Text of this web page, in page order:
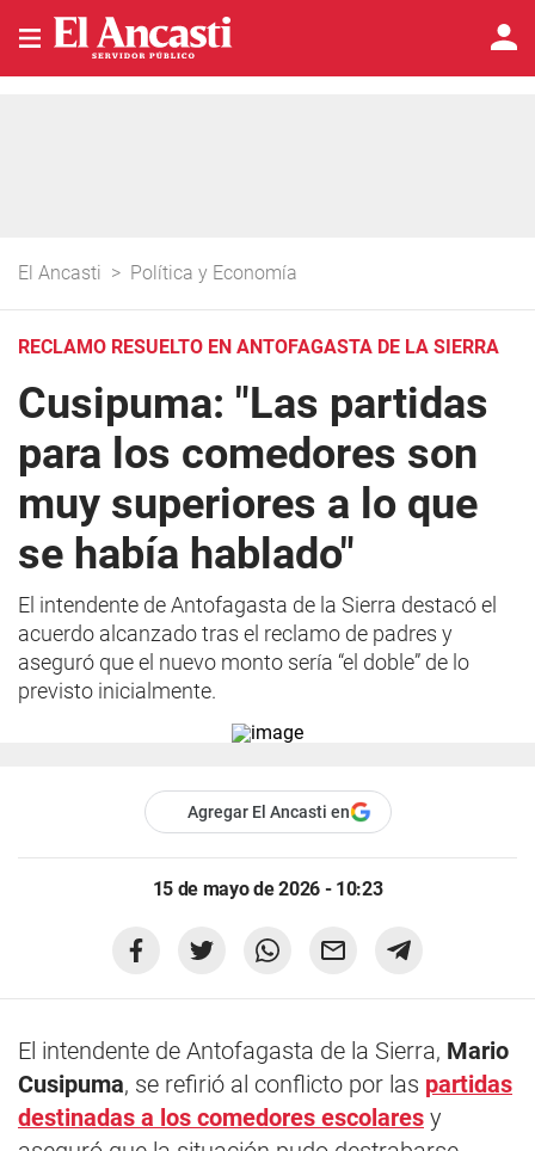
El Ancasti > Política y Economía
RECLAMO RESUELTO EN ANTOFAGASTA DE LA SIERRA
Cusipuma: "Las partidas
para los comedores son
muy superiores a lo que
se había hablado"
El intendente de Antofagasta de la Sierra destacó el
acuerdo alcanzado tras el reclamo de padres y
aseguró que el nuevo monto sería “el doble” de lo
previsto inicialmente.
Agregar El Ancasti en
15 de mayo de 2026 - 10:23
El intendente de Antofagasta de la Sierra, Mario
Cusipuma, se refirió al conflicto por las partidas
destinadas a los comedores escolares y